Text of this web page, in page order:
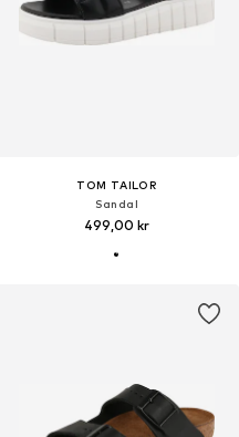
TOM TAILOR
Sandal
499,00 kr